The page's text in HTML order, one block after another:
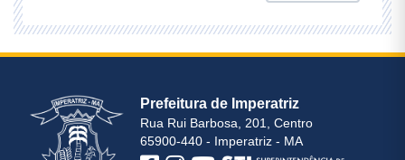
Prefeitura de Imperatriz
Rua Rui Barbosa, 201, Centro
65900-440 - Imperatriz - MA